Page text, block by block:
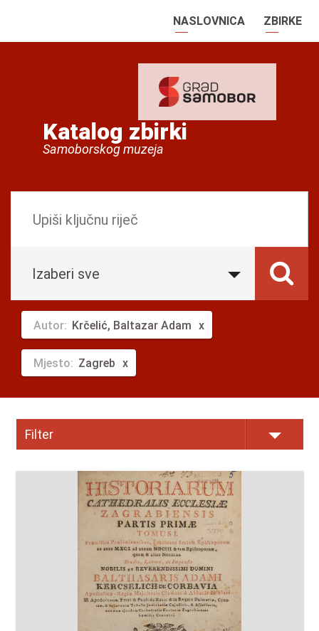
NASLOVNICA ZBIRKE
Katalog zbirki
Samoborskog muzeja
Izaberi sve
Autor: Krčelić, Baltazar Adam
Mjesto: Zagreb
Filter